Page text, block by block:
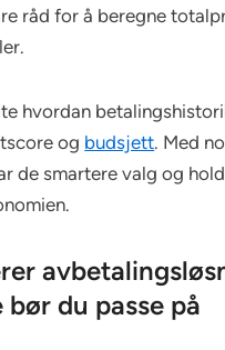
råd for å beregne
hvordan
og budsjett. Med
de smartere valg og
du passe på